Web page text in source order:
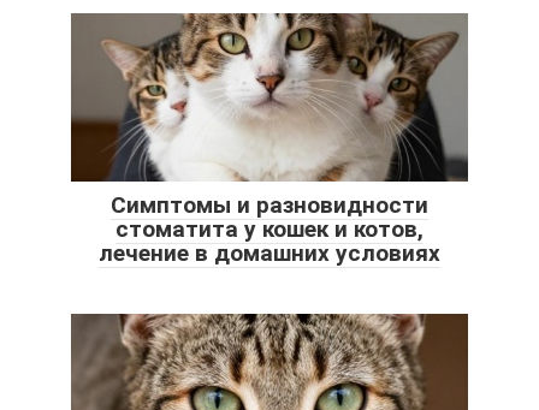
Симптомы и разновидности
стоматита у кошек и котов,
лечение в домашних условиях